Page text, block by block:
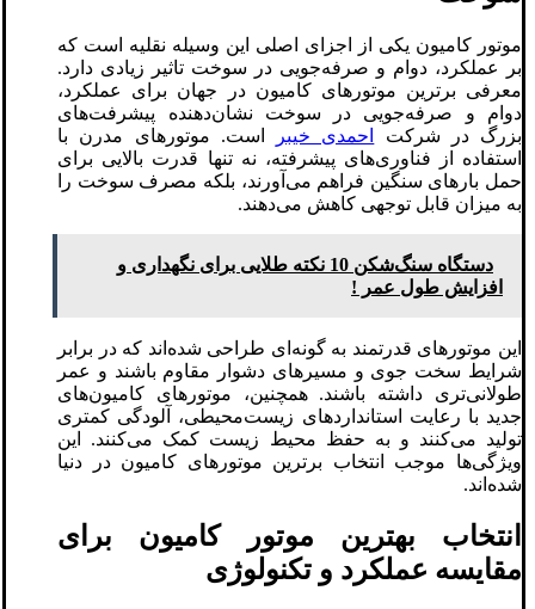
موتور کامیون یکی از اجزای اصلی این وسیله نقلیه است که
بر عملکرد، دوام و صرفه‌جویی در سوخت تاثیر زیادی دارد.
معرفی برترین موتورهای کامیون در جهان برای عملکرد،
دوام و صرفه‌جویی در سوخت نشان‌دهنده پیشرفت‌های
بزرگ در شرکت
احمدی خیبر
است. موتورهای مدرن با
استفاده از فناوری‌های پیشرفته، نه تنها قدرت بالایی برای
حمل بارهای سنگین فراهم می‌آورند، بلکه مصرف سوخت را
به میزان قابل توجهی کاهش می‌دهند.
دستگاه سنگ‌شکن 10 نکته طلایی برای نگهداری و
افزایش طول عمر !
این موتورهای قدرتمند به گونه‌ای طراحی شده‌اند که در برابر
شرایط سخت جوی و مسیرهای دشوار مقاوم باشند و عمر
طولانی‌تری داشته باشند. همچنین، موتورهای کامیون‌های
جدید با رعایت استانداردهای زیست‌محیطی، آلودگی کمتری
تولید می‌کنند و به حفظ محیط زیست کمک می‌کنند. این
ویژگی‌ها موجب انتخاب برترین موتورهای کامیون در دنیا
شده‌اند.
انتخاب بهترین موتور کامیون‌ برای
مقایسه عملکرد و تکنولوژی